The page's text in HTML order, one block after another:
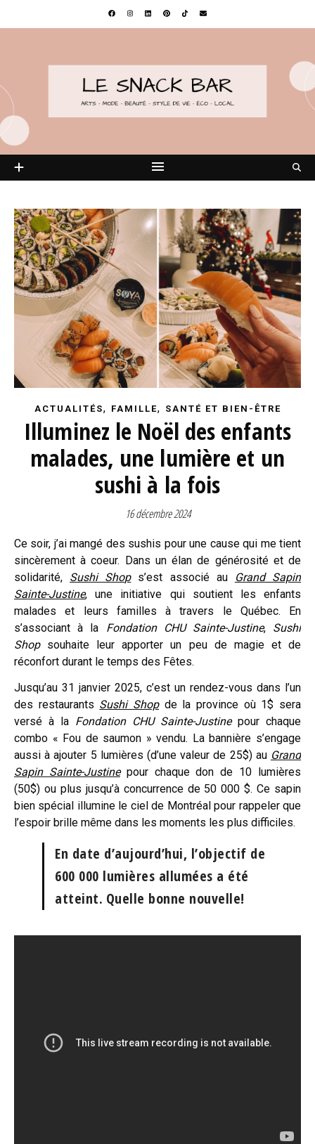
ACTUALITÉS, FAMILLE, SANTÉ ET BIEN-ÊTRE
Illuminez le Noël des enfants
malades, une lumière et un
sushi à la fois
16 décembre 2024
Ce soir, j’ai mangé des sushis pour une cause qui me tient
sincèrement à coeur. Dans un élan de générosité et de
solidarité, Sushi Shops’est associé au Grand Sapin
Sainte-Justine, une initiative qui soutient les enfants
malades et leurs familles à travers le Québec. En
s’associant à la Fondation CHU Sainte-Justine, Sushi
Shopsouhaite leur apporter un peu de magie et de
réconfort durant le temps des Fêtes.
Jusqu’au 31 janvier 2025, c’est un rendez-vous dans l’un
des restaurants Sushi Shopde la province où 1$ sera
versé à la Fondation CHU Sainte-Justinepour chaque
combo « Fou de saumon » vendu. La bannière s’engage
aussi à ajouter 5 lumières (d’une valeur de 25$) au Grand
Sapin Sainte-Justinepour chaque don de 10 lumières
(50$) ou plus jusqu’à concurrence de 50 000 $. Ce sapin
bien spécial illumine le ciel de Montréal pour rappeler que
l’espoir brille même dans les moments les plus difficiles.
En date d’aujourd’hui, l’objectif de
600 000 lumières allumées a été
atteint. Quelle bonne nouvelle!